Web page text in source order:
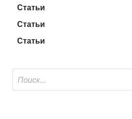
Статьи
Статьи
Статьи